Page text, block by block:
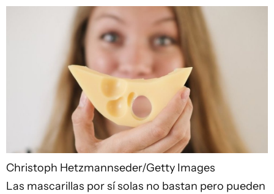
Christoph Hetzmannseder/Getty Images
Las mascarillas por sí solas no bastan pero pueden